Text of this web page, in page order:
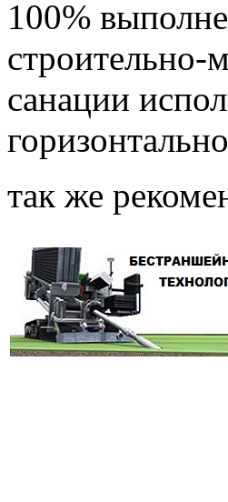
100%
санации
так же